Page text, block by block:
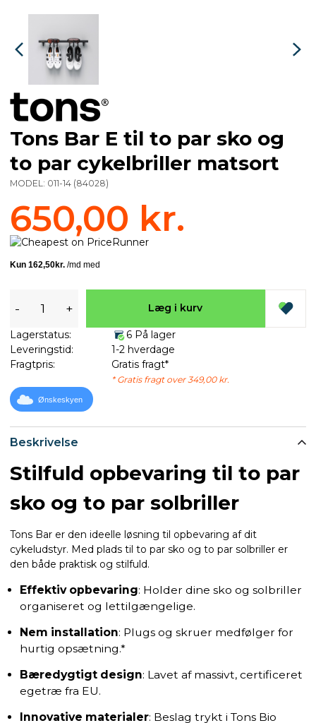
Beskrivelse
Stilfuld opbevaring til to par
sko og to par solbriller
Tons Bar er den ideelle løsning til opbevaring af dit
cykeludstyr. Med plads til to par sko og to par solbriller er
den både praktisk og stilfuld.
Effektiv opbevaring: Holder dine sko og solbriller
organiseret og lettilgængelige.
Nem installation: Plugs og skruer medfølger for
hurtig opsætning.*
Bæredygtigt design: Lavet af massivt, certificeret
egetræ fra EU.
Innovative materialer: Beslag trykt i Tons Bio
Tons Bar E til to par sko og
to par cykelbriller matsort
MODEL: 011-14 (84028)
650,00 kr.
- + Læg i kurv
Lagerstatus:
6 På lager
Leveringstid:
1-2 hverdage
Fragtpris:
Gratis fragt*
* Gratis fragt over 349,00 kr.
Ønskeskyen